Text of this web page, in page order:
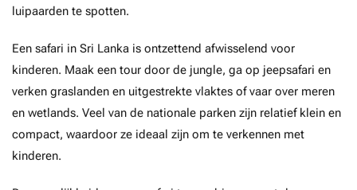
luipaarden te spotten.
Een safari in Sri Lanka is ontzettend afwisselend voor
kinderen. Maak een tour door de jungle, ga op jeepsafari en
verken graslanden en uitgestrekte vlaktes of vaar over meren
en wetlands. Veel van de nationale parken zijn relatief klein en
compact, waardoor ze ideaal zijn om te verkennen met
kinderen.